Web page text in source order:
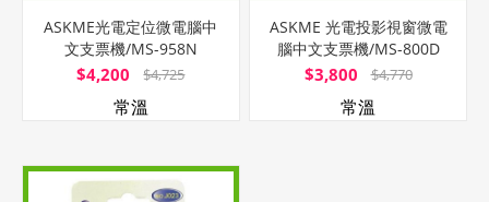
ASKME光電定位微電腦中
文支票機/MS-958N
$4,200 $4,725
常溫
ASKME 光電投影視窗微電
腦中文支票機/MS-800D
PLUS
$3,800 $4,770
常溫